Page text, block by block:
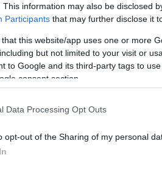
This information may also be disclosed
Participants that may further disclose it
that this website/app uses one or more
but not limited to your visit or
to Google and its third-party tags to
consent section.
Data Processing Opt Outs
opt-out of the Sharing of my personal